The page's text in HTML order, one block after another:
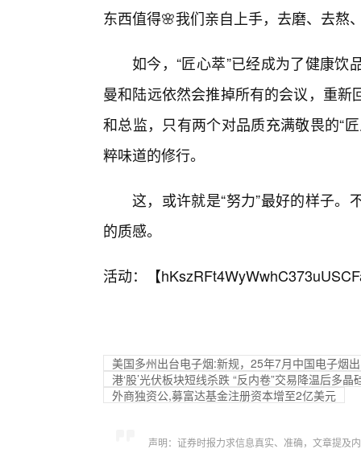
东西值得🌸我们亲自上手，去磨、去熬
如今，“匠心萃”已经成为了健康
曼和陆远依然会推掉所有的会议，重
和总监，只有两个对品质充满敬畏的“
粹味道的修行。
这，或许就是“努力”最好的样子
的质感。
活动：【
美国多州出台电子烟:新规，25年7月中国电子烟
港‘股’光伏板块短线杀跌 “反内卷”交易降温后多
外商独资公,募富达基金注册资本增至2亿美元
声明：证券时报力求信息真实、准确，文章提及